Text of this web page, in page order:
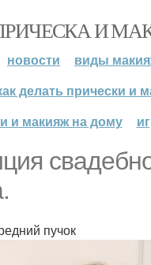
И
новости
виды
делать прически и
и макияж на дому
пучок